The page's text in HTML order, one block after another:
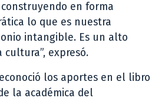
en forma
lo que es nuestra
intangible. Es un alto
cultura”, expresó.
los aportes en el libro
la académica del